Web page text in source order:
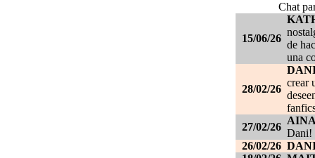
Chat
15/06/26
de
una
28/02/26
crear
27/02/26
Dani!
26/02/26